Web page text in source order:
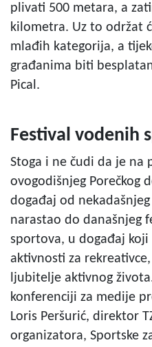
plivati 500 metara, a
kilometra. Uz to održat
mlađih kategorija, a
građanima biti
Pical.
Festival vodenih
Stoga i ne čudi da je na
ovogodišnjeg Porečkog
događaj od
narastao do današnjeg
sportova, u događaj
aktivnosti za
ljubitelje aktivnog
konferenciji za medije
Loris Peršurić, direktor
organizatora, Sportske